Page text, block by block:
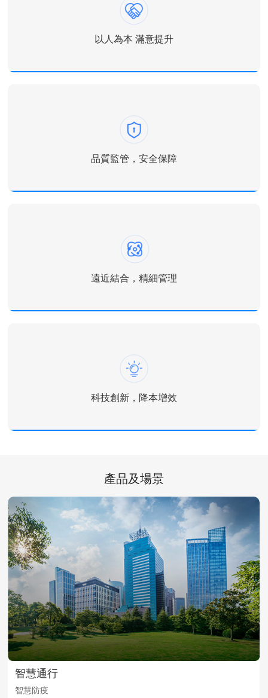
以人為本 滿意提升
圍繞社區居民需求，以提升社區居民的滿意度、幸福感、獲得感
為目標，開展社區物業服務、政務服務、生活便民服務、老幼關
式，提升居住體驗。
品質監管，安全保障
圍繞社區的公共安全、消防安全、人身財產安全、兒童安全以及
老人安全等場景提供智慧監控，高空拋物監測，數位消防、電子
遠近結合，精細管理
以社區基礎設施、網路、平臺和資料為支撐，構建智慧社區統一
運營管理中心與服務平臺，實現社區“人、車、事、財、物”等資
細精准，提升社區綜合治理和運行監測能力。
科技創新，降本增效
通過科技賦能物業運營，創新設備設施作業模式，實現作業流程
時效，加強監管品質執行。賦能企業員工，提高社區管理效率和
服務品質，助力地產和物業打造標杆項目。
產品及場景
智慧通行
智慧防疫